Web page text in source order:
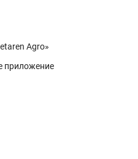
Они демонстрируют,
защите растений и
Это достижение
максимально
неполегающая
Agro»
приложение